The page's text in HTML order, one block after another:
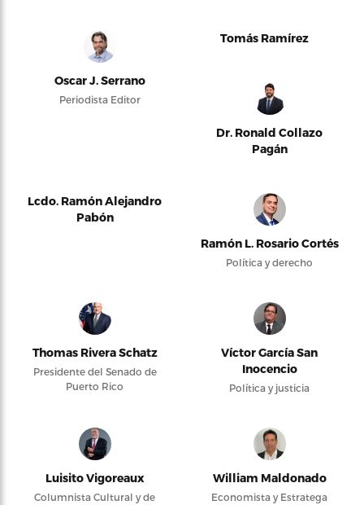
Oscar J. Serrano
Periodista Editor
Tomás Ramírez
Dr. Ronald Collazo
Pagán
Lcdo. Ramón Alejandro
Pabón
Ramón L. Rosario Cortés
Política y derecho
Thomas Rivera Schatz
Presidente del Senado de
Puerto Rico
Víctor García San
Inocencio
Política y justicia
Luisito Vigoreaux
Columnista Cultural y de
William Maldonado
Economista y Estratega